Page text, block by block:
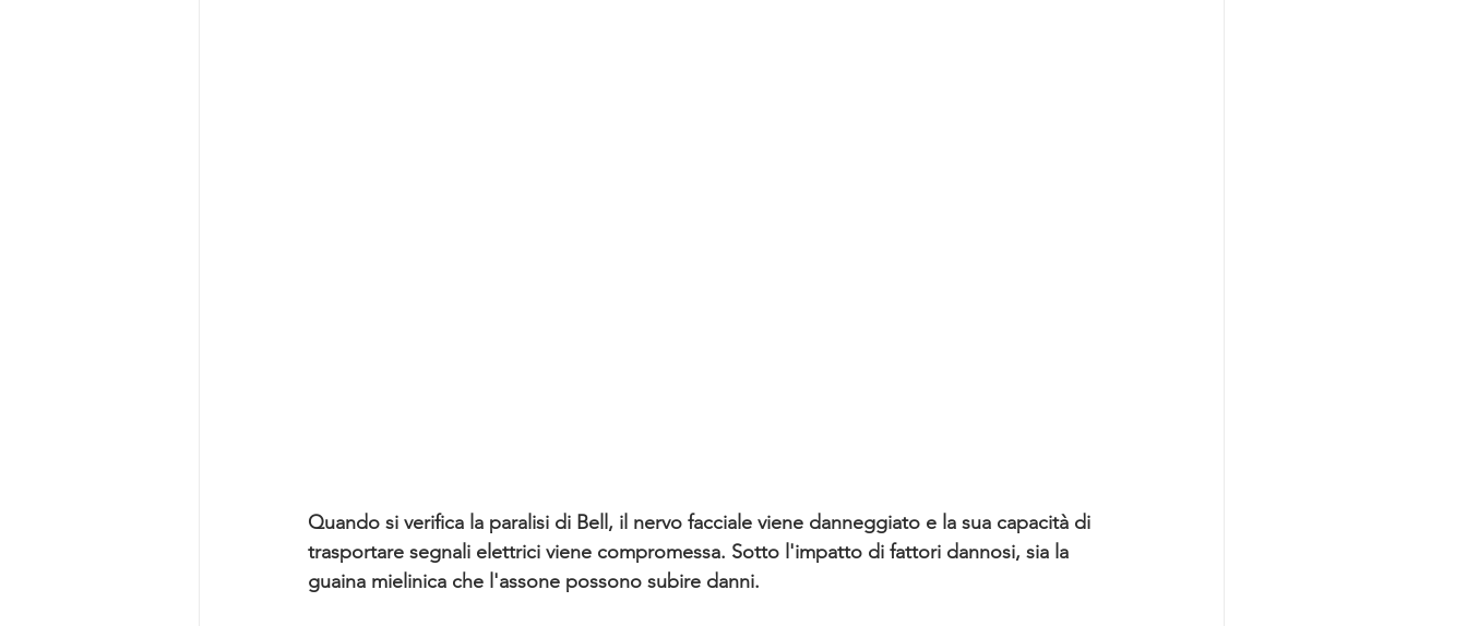
Quando si verifica la paralisi di Bell, il nervo facciale viene danneggiato e la sua capacità di
trasportare segnali elettrici viene compromessa. Sotto l'impatto di fattori dannosi, sia la
guaina mielinica che l'assone possono subire danni.